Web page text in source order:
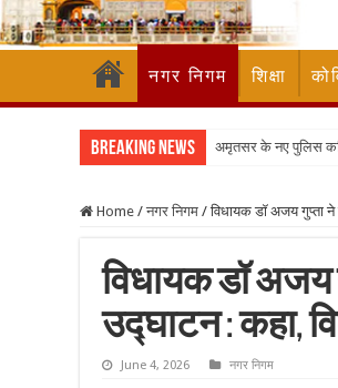
नगर निगम शिक्षा
Breaking News अमृतसर के नए पुलिस
Home / नगर निगम / विधायक डॉ अजय गुप्ता ने
विधायक डॉ अजय
उद्घाटन : कहा,
June 4, 2026 नगर निगम